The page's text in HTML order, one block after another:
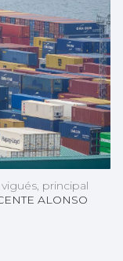
principal
ALONSO